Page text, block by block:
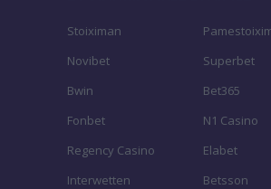
Stoiximan
Novibet
Superbet
Bwin
Bet365
Fonbet
N1 Casino
Regency Casino
Elabet
Interwetten
Betsson